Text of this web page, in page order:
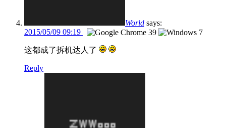
World says:
2015/05/09 09:19
这都成了拆机达人了
Reply